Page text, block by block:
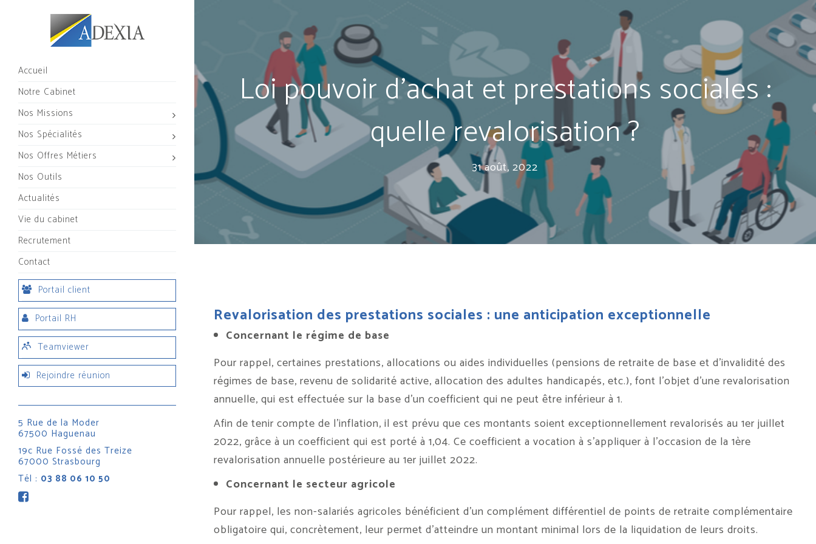
Accueil
Notre Cabinet
Nos Missions
Nos Spécialités
Nos Offres Métiers
Nos Outils
Actualités
Vie du cabinet
Recrutement
Contact
Portail client
Portail RH
Teamviewer
Rejoindre réunion
5 Rue de la Moder
67500 Haguenau
19c Rue Fossé des Treize
67000 Strasbourg
Tél : 03 88 06 10 50
Loi pouvoir d’achat et prestations sociales :
quelle revalorisation ?
31 août, 2022
Revalorisation des prestations sociales : une anticipation exceptionnelle
Concernant le régime de base
Pour rappel, certaines prestations, allocations ou aides individuelles (pensions de retraite de base et d’invalidité des
régimes de base, revenu de solidarité active, allocation des adultes handicapés, etc.), font l’objet d’une revalorisation
annuelle, qui est effectuée sur la base d’un coefficient qui ne peut être inférieur à 1.
Afin de tenir compte de l’inflation, il est prévu que ces montants soient exceptionnellement revalorisés au 1er juillet
2022, grâce à un coefficient qui est porté à 1,04. Ce coefficient a vocation à s’appliquer à l’occasion de la 1ère
revalorisation annuelle postérieure au 1er juillet 2022.
Concernant le secteur agricole
Pour rappel, les non-salariés agricoles bénéficient d’un complément différentiel de points de retraite complémentaire
obligatoire qui, concrètement, leur permet d’atteindre un montant minimal lors de la liquidation de leurs droits.